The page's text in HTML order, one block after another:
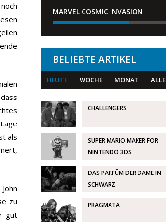
als
zu
gut
MARVEL COSMIC INVASION
BELIEBTE ARTIKEL
HEUTE WOCHE MONAT ALLE
CHALLENGERS
SUPER MARIO MAKER FOR
NINTENDO 3DS
DAS PARFÜM DER DAME IN
SCHWARZ
PRAGMATA